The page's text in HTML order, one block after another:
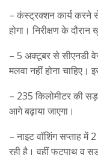
– कंस्ट्रक्शन कार्य करने
होगा। निरीक्षण के दौरान
– 5 अक्टूबर से सीएनडी
मलवा नहीं होना चाहिए।
– 235 किलोमीटर की
आगे बढ़ाया जाएगा।
– नाइट वॉशिंग सप्ताह में
रही है। वहीं फुटपाथ व